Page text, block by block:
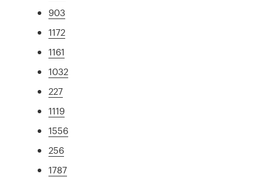
903
1172
1161
1032
227
1119
1556
256
1787